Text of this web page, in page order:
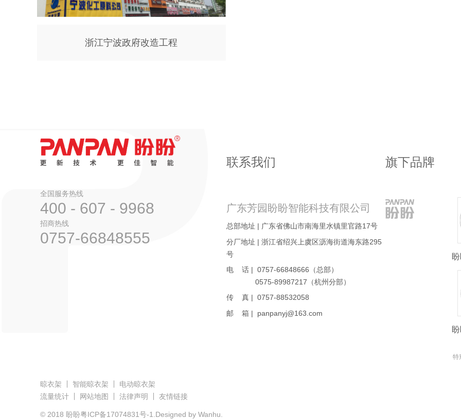
浙江宁波政府改造工程
全国服务热线
400 - 607 - 9968
招商热线
0757-66848555
联系我们
广东芳园盼盼智能科技有限公司
总部地址 | 广东省佛山市南海里水镇里官路17号
分厂地址 | 浙江省绍兴上虞区沥海街道海东路295
号
电 话 | 0757-66848666（总部）
0575-89987217（杭州分部）
传 真 | 0757-88532058
邮 箱 | panpanyj@163.com
旗下品牌
特
晾衣架 智能晾衣架
电动晾衣架
流量统计
网站地图 法律声明 友情链接
© 2018 盼盼粤ICP备17074831号-1.Designed by Wanhu.